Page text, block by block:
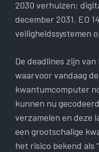
2030 verhuizen;
december 2031. EO
veiligheidssystemen
De deadlines zijn
waarvoor vandaag
kwantumcomputer
kunnen nu
verzamelen en deze
een grootschalige
het risico bekend als